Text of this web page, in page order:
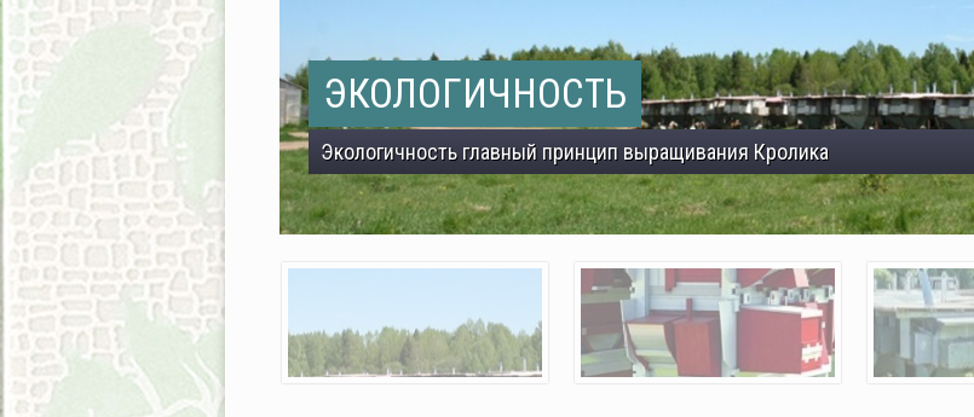
ЭКОЛОГИЧНОСТЬ
Экологичность главный принцип выращивания Кролика